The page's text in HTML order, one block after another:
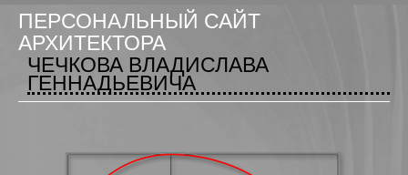
ПЕРСОНАЛЬНЫЙ САЙТ
АРХИТЕКТОРА
ЧЕЧКОВА ВЛАДИСЛАВА
ГЕННАДЬЕВИЧА